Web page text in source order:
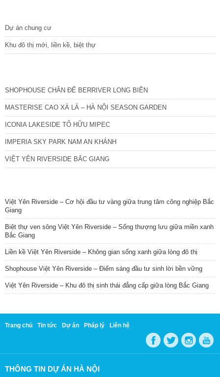
Dự án chung cư
Khu đô thị mới, liền kề, biệt thự
SHOPHOUSE CHÂN ĐẾ BERRIVER LONG BIÊN
MASTERISE CAO XÀ LÁ – HÀ NỘI SEASON GARDEN
ICONIA LAKESIDE TỐ HỮU MIPEC
IMPERIA SKY PARK NAM AN KHÁNH
VIỆT YÊN RIVERSIDE BẮC GIANG
Việt Yên Riverside – Cơ hội đầu tư vàng giữa trung tâm công nghiệp Bắc
Giang
Biệt thự ven sông Việt Yên Riverside – Sống thượng lưu giữa miền xanh
Bắc Giang
Liền kề Việt Yên Riverside – Không gian sống xanh giữa lòng đô thị
Shophouse Việt Yên Riverside – Điểm sáng đầu tư sinh lời bền vững
Việt Yên Riverside – Khu đô thị sinh thái đẳng cấp giữa lòng Bắc Giang
Trang chủ Tin tức Dự án Pháp lý Liên hệ
THÔNG TIN DỰ ÁN HÀ NỘI